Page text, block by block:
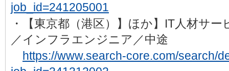
job_id=241205001
・【東京都（港区）】ほか】IT人材サ
／インフラエンジニア／中途
https://www.search-core.com/search/